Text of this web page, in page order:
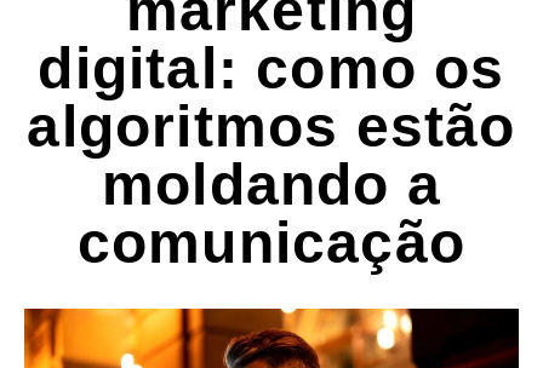
digital: como os
algoritmos estão
moldando a
comunicação